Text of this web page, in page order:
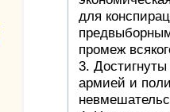
для
промеж
3. Достигнуты
армией и